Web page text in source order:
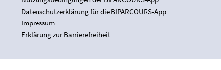
Datenschutzerklärung für die BIPARCOURS-App
Impressum
Erklärung zur Barrierefreiheit